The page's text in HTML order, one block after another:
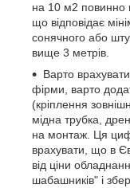
на 10 м2 повинно
що відповідає
сонячного або
вище 3 метрів.
Варто
фірми, варто
(кріплення
мідна трубка,
на монтаж. Ця
врахувати, що в
від ціни
шабашників" і